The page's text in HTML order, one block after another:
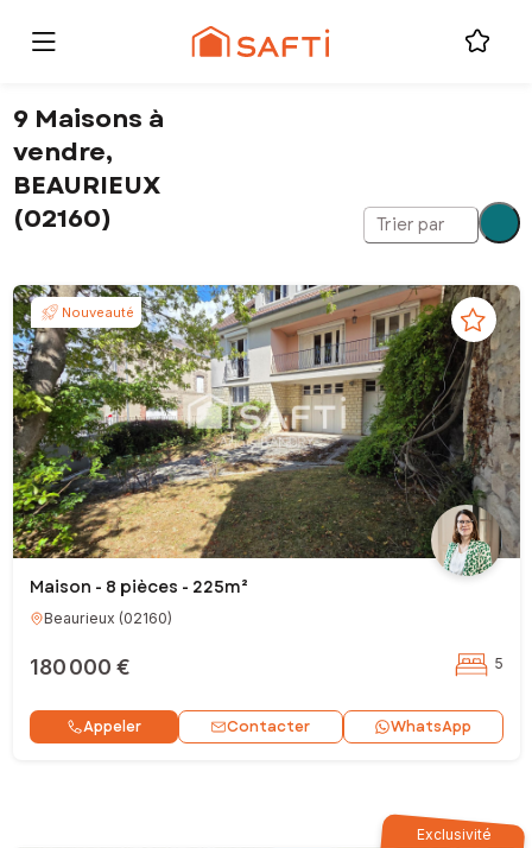
9 Maisons à
vendre,
BEAURIEUX
(02160)
Trier par
Nouveauté
Maison - 8 pièces - 225m²
Beaurieux (02160)
180 000 € 5
Appeler Contacter WhatsApp
Exclusivité